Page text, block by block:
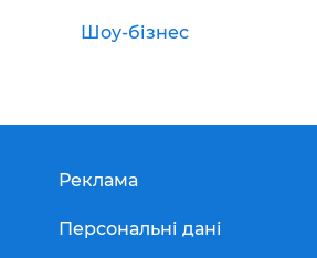
Шоу-бізнес
Реклама
Персональні дані